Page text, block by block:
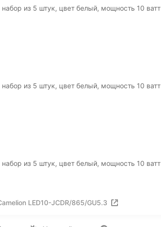
из 5 штук, цвет белый, мощность 10 ватт
из 5 штук, цвет белый, мощность 10 ватт
из 5 штук, цвет белый, мощность 10 ватт
LED10-JCDR/865/GU5.3